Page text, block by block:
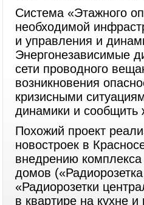
Система «Этажного
необходимой
и управления и
Энергонезависимые
сети проводного
возникновения
кризисными
динамики и сообщить
Похожий проект
новостроек в
внедрению
домов
«Радиорозетки
в квартире на кухне